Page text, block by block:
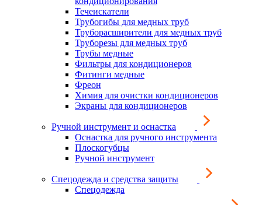
Течеискатели
Трубогибы для медных труб
Труборасширители для медных труб
Труборезы для медных труб
Трубы медные
Фильтры для кондиционеров
Фитинги медные
Фреон
Химия для очистки кондиционеров
Экраны для кондиционеров
Ручной инструмент и оснастка
Оснастка для ручного инструмента
Плоскогубцы
Ручной инструмент
Спецодежда и средства защиты
Спецодежда